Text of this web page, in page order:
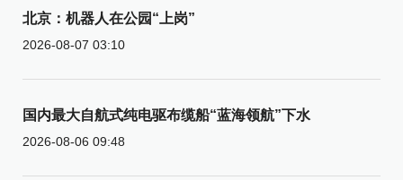
北京：机器人在公园“上岗”
2026-08-07 03:10
国内最大自航式纯电驱布缆船“蓝海领航”下水
2026-08-06 09:48